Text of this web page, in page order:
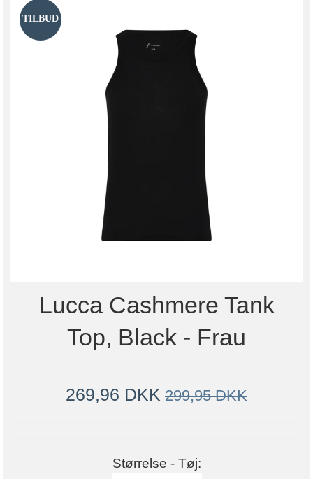
TILBUD
Lucca Cashmere Tank
Top, Black - Frau
269,96 DKK 299,95 DKK
Størrelse - Tøj: